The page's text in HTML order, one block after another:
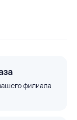
филиала